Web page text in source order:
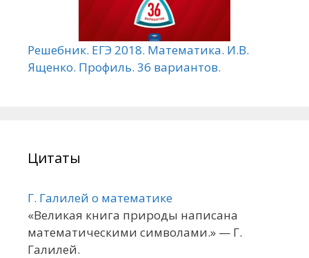
Решебник. ЕГЭ 2018. Математика. И.В.
Ященко. Профиль. 36 вариантов.
Цитаты
Г. Галилей о математике
«Великая книга природы написана
математическими символами.» — Г.
Галилей.